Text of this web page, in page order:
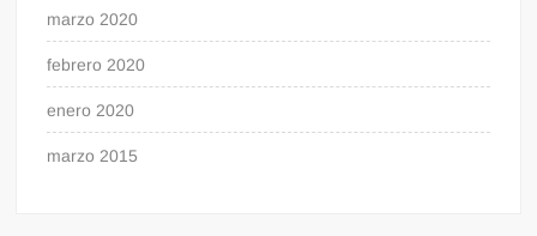
marzo 2020
febrero 2020
enero 2020
marzo 2015